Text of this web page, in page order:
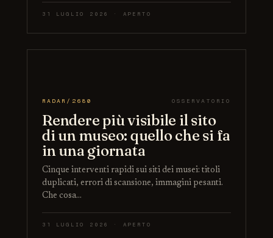
31 LUGLIO 2026 · APERTO
RADAR/2680 OSSERVATORIO
Rendere più visibile il sito
di un museo: quello che si fa
in una giornata
Cinque interventi rapidi sui siti dei musei: titoli
duplicati, errori di scansione, immagini pesanti.
Che cosa…
31 LUGLIO 2026 · APERTO